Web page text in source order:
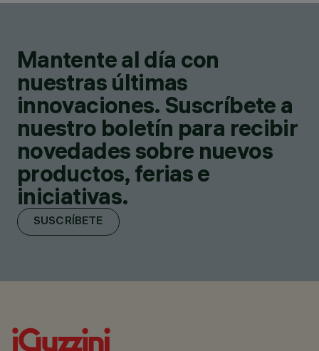
Mantente al día con
nuestras últimas
innovaciones. Suscríbete a
nuestro boletín para recibir
novedades sobre nuevos
productos, ferias e
iniciativas.
SUSCRÍBETE